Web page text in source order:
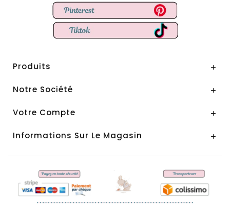
Produits 
Notre Société 
Votre Compte 
Informations Sur Le Magasin 